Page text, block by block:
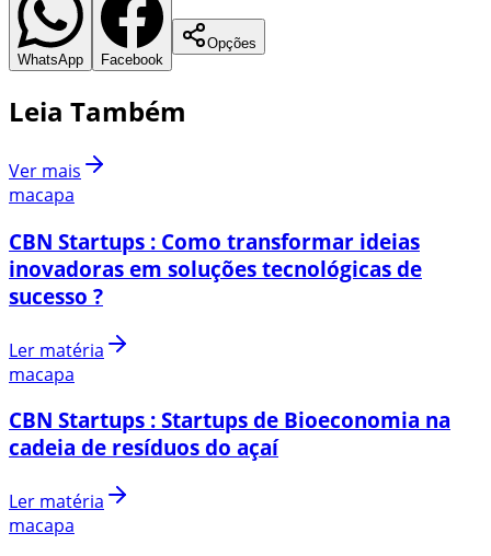
WhatsApp Facebook
Opções
Leia Também
Ver mais
macapa
CBN Startups : Como transformar ideias
inovadoras em soluções tecnológicas de
sucesso ?
Ler matéria
macapa
CBN Startups : Startups de Bioeconomia na
cadeia de resíduos do açaí
Ler matéria
macapa